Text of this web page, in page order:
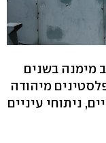
מימנה בשנים
מיהודה
ניתוחי עיניים